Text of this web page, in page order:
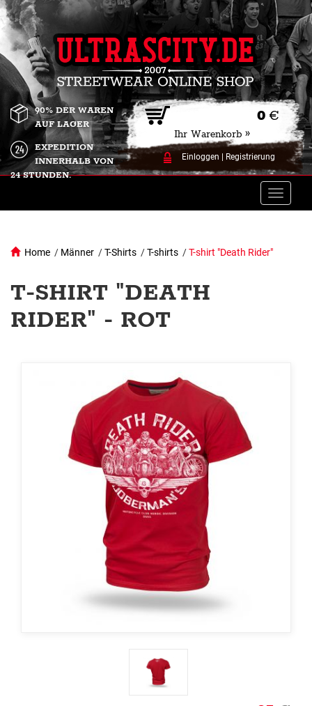
0 €
Ihr Warenkorb »
Einloggen Registrierung
90% DER WAREN
AUF LAGER
EXPEDITION
INNERHALB VON
24 STUNDEN.
Toggle
Home / Männer /T-Shirts /T-shirts /T-shirt "Death Rider"
T-SHIRT "DEATH
RIDER" - ROT